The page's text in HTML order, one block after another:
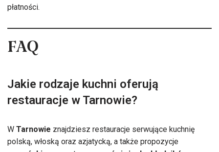
płatności.
FAQ
Jakie rodzaje kuchni oferują
restauracje w Tarnowie?
W Tarnowie znajdziesz restauracje serwujące kuchnię
polską, włoską oraz azjatycką, a także propozycje